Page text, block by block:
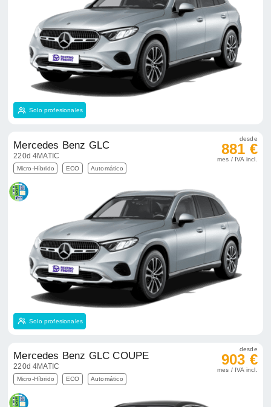
Solo profesionales
Mercedes Benz GLC
220d 4MATIC
Micro-Híbrido ECO Automático
desde
881 €
mes / IVA incl.
Solo profesionales
Mercedes Benz GLC COUPE
220d 4MATIC
Micro-Híbrido ECO Automático
desde
903 €
mes / IVA incl.